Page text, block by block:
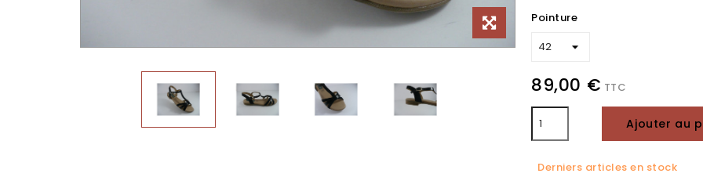
Pointure
89,00 € TTC
Ajouter au
Derniers articles en stock